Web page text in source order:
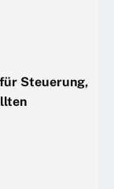
Steuerung,